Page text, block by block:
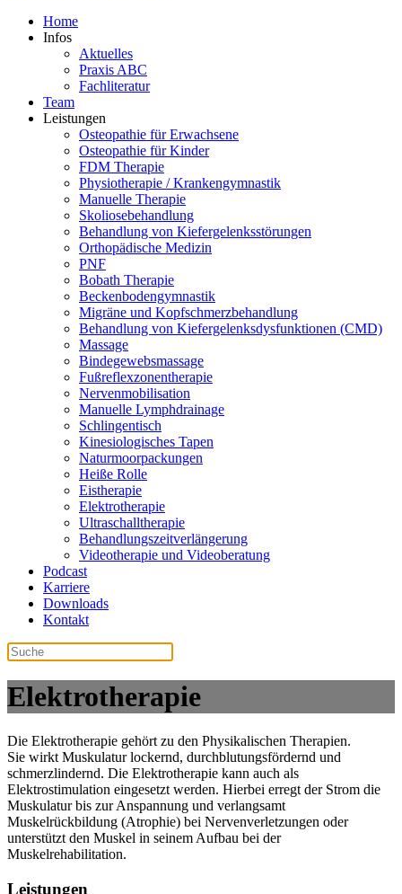
Home
Infos
Aktuelles
Praxis ABC
Fachliteratur
Team
Leistungen
Osteopathie für Erwachsene
Osteopathie für Kinder
FDM Therapie
Physiotherapie / Krankengymnastik
Manuelle Therapie
Skoliosebehandlung
Behandlung von Kiefergelenksstörungen
Orthopädische Medizin
PNF
Bobath Therapie
Beckenbodengymnastik
Migräne und Kopfschmerzbehandlung
Behandlung von Kiefergelenksdysfunktionen (CMD)
Massage
Bindegewebsmassage
Fußreflexzonentherapie
Nervenmobilisation
Manuelle Lymphdrainage
Schlingentisch
Kinesiologisches Tapen
Naturmoorpackungen
Heiße Rolle
Eistherapie
Elektrotherapie
Ultraschalltherapie
Behandlungszeitverlängerung
Videotherapie und Videoberatung
Podcast
Karriere
Downloads
Kontakt
Elektrotherapie
Die Elektrotherapie gehört zu den Physikalischen Therapien.
Sie wirkt Muskulatur lockernd, durchblutungsfördernd und
schmerzlindernd. Die Elektrotherapie kann auch als
Elektrostimulation eingesetzt werden. Hierbei erregt der Strom die
Muskulatur bis zur Anspannung und verlangsamt
Muskelrückbildung (Atrophie) bei Nervenverletzungen oder
unterstützt den Muskel in seinem Aufbau bei der
Muskelrehabilitation.
Leistungen